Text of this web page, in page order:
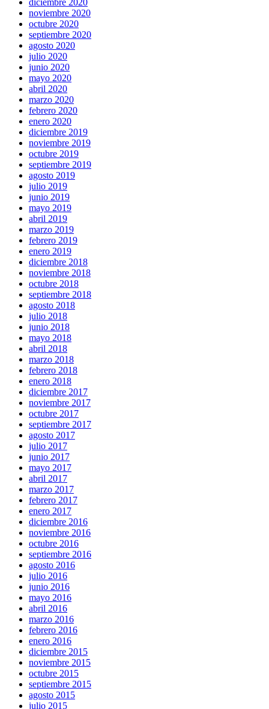
diciembre 2020
noviembre 2020
octubre 2020
septiembre 2020
agosto 2020
julio 2020
junio 2020
mayo 2020
abril 2020
marzo 2020
febrero 2020
enero 2020
diciembre 2019
noviembre 2019
octubre 2019
septiembre 2019
agosto 2019
julio 2019
junio 2019
mayo 2019
abril 2019
marzo 2019
febrero 2019
enero 2019
diciembre 2018
noviembre 2018
octubre 2018
septiembre 2018
agosto 2018
julio 2018
junio 2018
mayo 2018
abril 2018
marzo 2018
febrero 2018
enero 2018
diciembre 2017
noviembre 2017
octubre 2017
septiembre 2017
agosto 2017
julio 2017
junio 2017
mayo 2017
abril 2017
marzo 2017
febrero 2017
enero 2017
diciembre 2016
noviembre 2016
octubre 2016
septiembre 2016
agosto 2016
julio 2016
junio 2016
mayo 2016
abril 2016
marzo 2016
febrero 2016
enero 2016
diciembre 2015
noviembre 2015
octubre 2015
septiembre 2015
agosto 2015
julio 2015